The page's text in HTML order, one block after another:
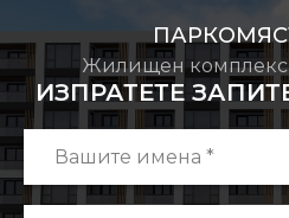
Жилищен комплекс
ИЗПРАТЕТЕ